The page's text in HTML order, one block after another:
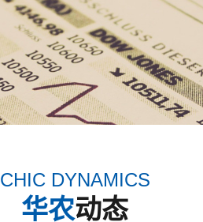
CHIC DYNAMICS
华农动态